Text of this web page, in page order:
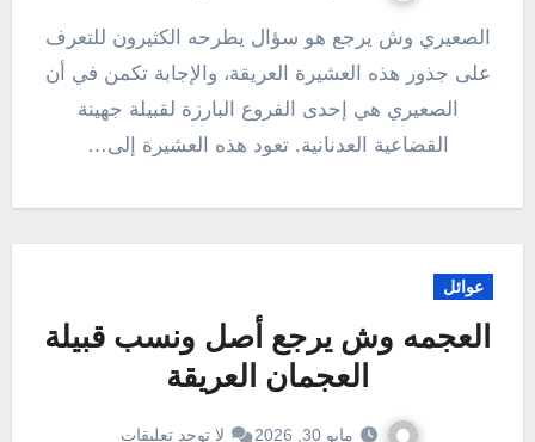
على جذور هذه العشيرة العريقة، والإجابة تكمن في أن
الصعيري هي إحدى الفروع البارزة لقبيلة جهينة
القضاعية العدنانية. تعود هذه العشيرة إلى…
عوائل
العجمه وش يرجع أصل ونسب قبيلة
العجمان العريقة
مايو 30, 2026 لا توجد تعليقات